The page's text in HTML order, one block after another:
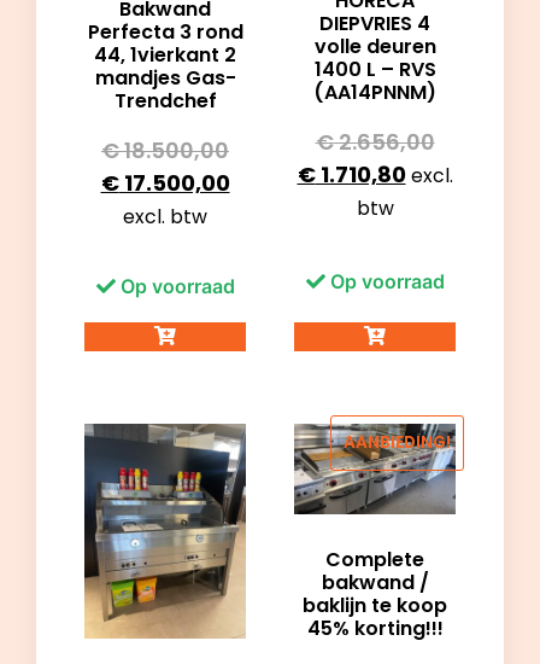
Bakwand
Perfecta 3 rond
44, 1vierkant 2
mandjes Gas-
Trendchef
€18.500,00
€17.500,00
excl. btw
Op voorraad
DIEPVRIES 4
volle deuren
1400 L – RVS
(AA14PNNM)
€2.656,00
€1.710,80excl.
btw
Op voorraad
AANBIEDING!
Complete
bakwand /
baklijn te koop
45% korting!!!